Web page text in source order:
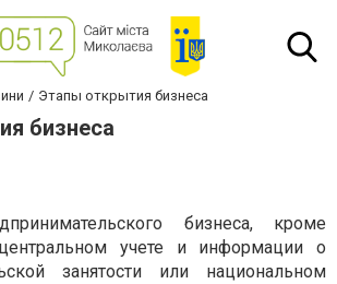
Этапы открытия бизнеса
бизнеса
бизнеса, кроме
учете и информации о
занятости или национальном